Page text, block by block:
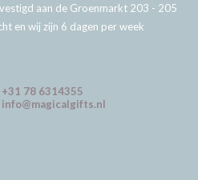
aan de Groenmarkt 203 - 205
en wij zijn 6 dagen per week
+31 78 6314355
info@magicalgifts.nl